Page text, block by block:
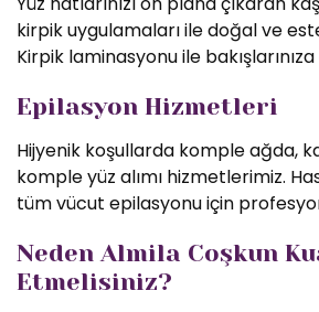
kirpik uygulamaları ile doğal ve
Kirpik laminasyonu ile
Epilasyon Hizmetleri
Hijyenik koşullarda komple ağda,
komple yüz alımı hizmetlerimiz.
tüm vücut epilasyonu için
Neden Almila Coşkun
Etmelisiniz?